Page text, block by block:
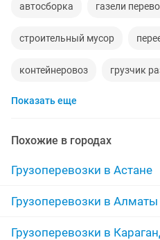
автосборка газели
строительный мусор
контейнеровоз грузчик
услуги грузчика
квартирный переезд
доставка по городу
перевозка мебели
Показать еще
Похожие в городах
Грузоперевозки в Астане
Грузоперевозки в Алматы
Грузоперевозки в